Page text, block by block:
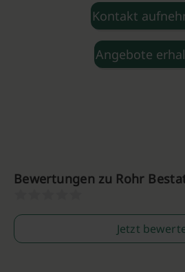
Kontakt
Angebote
Bewertungen zu Rohr
Jetzt